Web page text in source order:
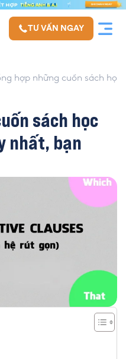
TƯ VẤN NGAY
hợp những cuốn sách
sách học
nhất, bạn